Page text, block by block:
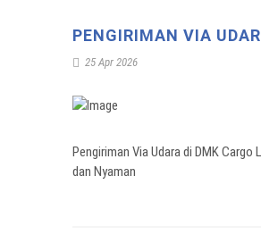
Live Animal
Sewa Pesawat Cargo
Jasa Pindahan
Daftar Istilah Cargo
Port & Alur Bisnis
Manajemen
Rekan Perusahaan
PENGIRIMAN VIA
25 Apr 2026
Pengiriman Via Udara di DMK Cargo
dan Nyaman